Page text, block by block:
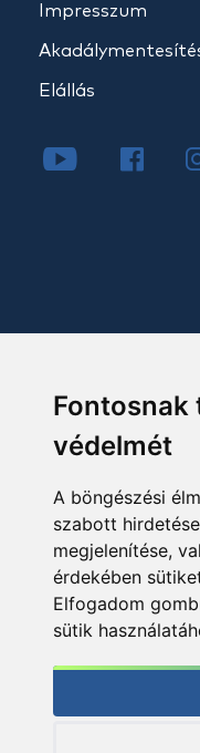
Fontosnak
védelmét
A böngészési
szabott
megjelenítése,
érdekében
Elfogadom
sütik
Impresszum
Elállás